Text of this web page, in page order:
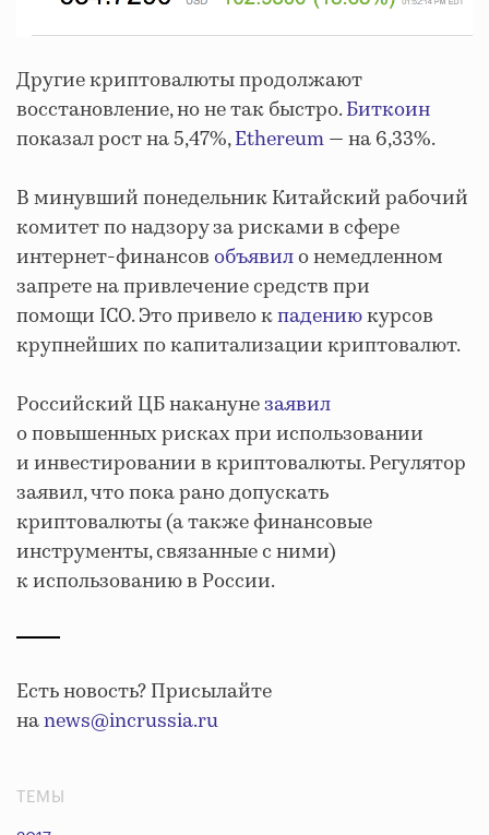
Другие криптовалюты продолжают
восстановление, но не так быстро.Биткоин
показал рост на 5,47%,Ethereum— на 6,33%.
В минувший понедельник Китайский рабочий
комитет по надзору за рисками в сфере
интернет-финансовобъявило немедленном
запрете на привлечение средств при
помощи ICO. Это привело кпадениюкурсов
крупнейших по капитализации криптовалют.
Российский ЦБ наканунезаявил
о повышенных рисках при использовании
и инвестировании в криптовалюты. Регулятор
заявил, что пока рано допускать
криптовалюты (а также финансовые
инструменты, связанные с ними)
к использованию в России.
Есть новость? Присылайте
наnews@incrussia.ru
ТЕМЫ